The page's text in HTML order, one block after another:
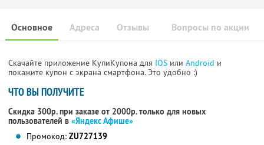
Основное Отзывы Вопросы по акции
Адреса
Скачайте приложение КупиКупона для IOS или Android и
покажите купон с экрана смартфона. Это удобно :)
ЧТО ВЫ ПОЛУЧИТЕ
Скидка 300р. при заказе от 2000р. только для новых
пользователей в «Яндекс Афише»
Промокод: ZU727139